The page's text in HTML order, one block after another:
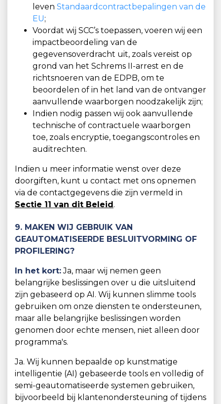
leven Standaardcontractbepalingen van de
EU;
Voordat wij SCC’s toepassen, voeren wij een
impactbeoordeling van de
gegevensoverdracht uit, zoals vereist op
grond van het Schrems II-arrest en de
richtsnoeren van de EDPB, om te
beoordelen of in het land van de ontvanger
aanvullende waarborgen noodzakelijk zijn;
Indien nodig passen wij ook aanvullende
technische of contractuele waarborgen
toe, zoals encryptie, toegangscontroles en
auditrechten.
Indien u meer informatie wenst over deze
doorgiften, kunt u contact met ons opnemen
via de contactgegevens die zijn vermeld in
Sectie 11 van dit Beleid.
9. MAKEN WIJ GEBRUIK VAN
GEAUTOMATISEERDE BESLUITVORMING OF
PROFILERING?
In het kort:Ja, maar wij nemen geen
belangrijke beslissingen over u die uitsluitend
zijn gebaseerd op AI. Wij kunnen slimme tools
gebruiken om onze diensten te ondersteunen,
maar alle belangrijke beslissingen worden
genomen door echte mensen, niet alleen door
programma's.
Ja. Wij kunnen bepaalde op kunstmatige
intelligentie (AI) gebaseerde tools en volledig of
semi-geautomatiseerde systemen gebruiken,
bijvoorbeeld bij klantenondersteuning of tijdens